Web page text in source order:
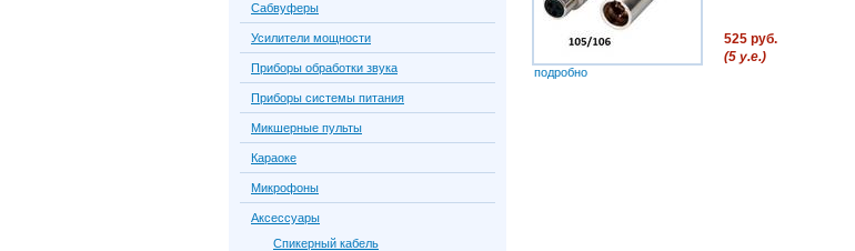
подробно
525 руб.
(5 у.е.)
Сабвуферы
Усилители мощности
Приборы обработки звука
Приборы системы питания
Микшерные пульты
Караоке
Микрофоны
Аксессуары
Спикерный кабель